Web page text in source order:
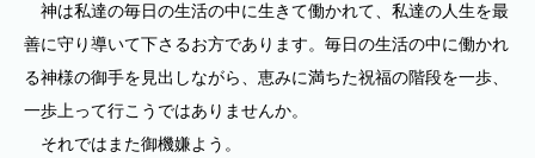
神は私達の毎日の生活の中に生きて働かれて、私達の人生を最
善に守り導いて下さるお方であります。毎日の生活の中に働かれ
る神様の御手を見出しながら、恵みに満ちた祝福の階段を一歩、
一歩上って行こうではありませんか。
それではまた御機嫌よう。